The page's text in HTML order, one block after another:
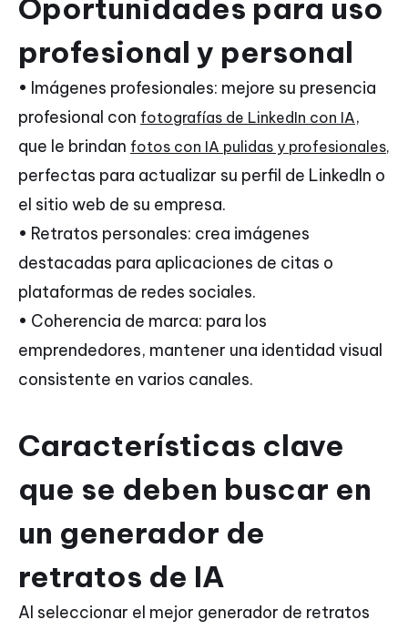
Oportunidades para uso
profesional y personal
• Imágenes profesionales: mejore su presencia
profesional con fotografías de LinkedIn con IA,
que le brindan fotos con IA pulidas y profesionales,
perfectas para actualizar su perfil de LinkedIn o
el sitio web de su empresa.
• Retratos personales: crea imágenes
destacadas para aplicaciones de citas o
plataformas de redes sociales.
• Coherencia de marca: para los
emprendedores, mantener una identidad visual
consistente en varios canales.
Características clave
que se deben buscar en
un generador de
retratos de IA
Al seleccionar el mejor generador de retratos